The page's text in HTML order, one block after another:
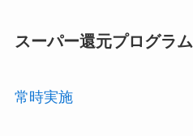
スーパー還元プログラム
常時実施